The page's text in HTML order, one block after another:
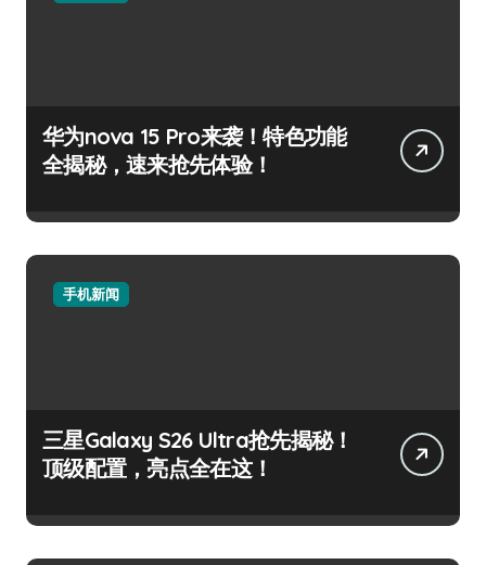
华为nova 15 Pro来袭！特色功能
全揭秘，速来抢先体验！
手机新闻
三星Galaxy S26 Ultra抢先揭秘！
顶级配置，亮点全在这！